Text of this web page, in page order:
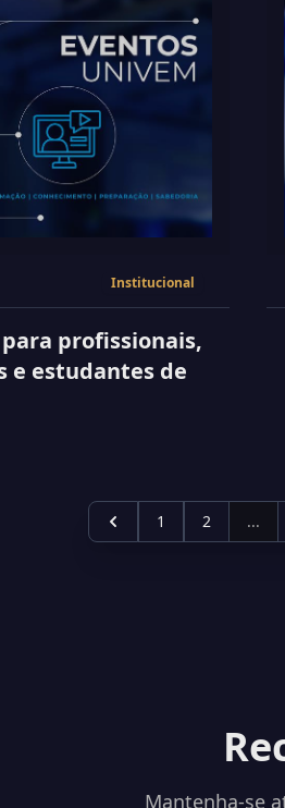
Institucional
para profissionais,
e estudantes de
1 2 ...
Mantenha-se